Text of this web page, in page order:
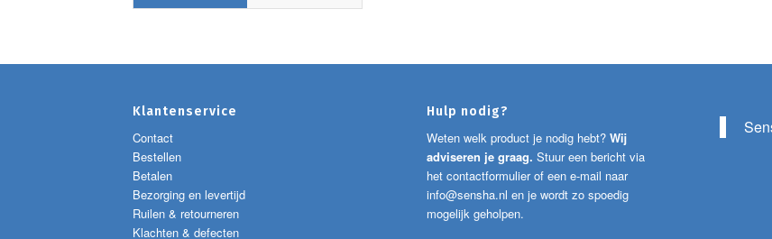
Klantenservice
Contact
Bestellen
Betalen
Bezorging en levertijd
Ruilen & retourneren
Klachten & defecten
Hulp nodig?
Weten welk product je nodig hebt? Wij
adviseren je graag. Stuur een bericht via
het contactformulier of een e-mail naar
info@sensha.nl en je wordt zo spoedig
mogelijk geholpen.